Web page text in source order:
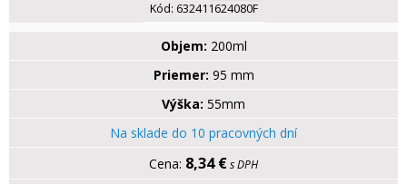
Kód: 632411624080F
Objem: 200ml
Priemer: 95 mm
Výška: 55mm
Na sklade do 10 pracovných dní
8,34 €s DPH